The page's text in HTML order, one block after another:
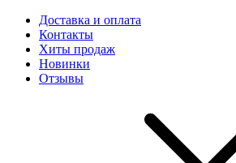
Доставка и оплата
Контакты
Хиты продаж
Новинки
Отзывы